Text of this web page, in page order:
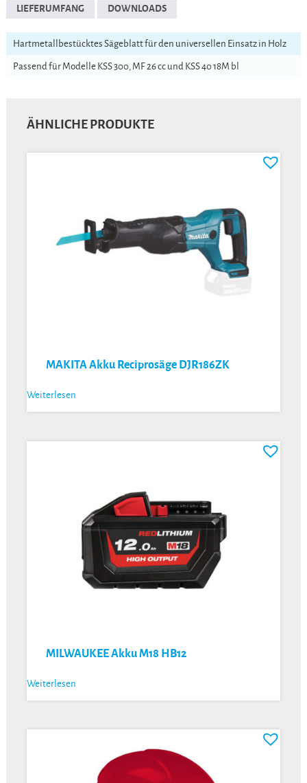
LIEFERUMFANG DOWNLOADS
Hartmetallbestücktes Sägeblatt für den universellen Einsatz in Holz
Passend für Modelle KSS 300, MF 26 cc und KSS 40 18M bl
ÄHNLICHE PRODUKTE
MAKITA Akku Reciprosäge DJR186ZK
Weiterlesen
MILWAUKEE Akku M18 HB12
Weiterlesen